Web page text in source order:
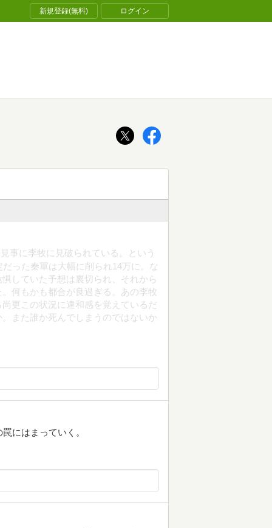
新規登録(無料) ログイン
事に李牧に見破られている。という
った秦軍は大幅に削られ14万に。な
していた予想は裏切られ、それから
何もかも都合が良過ぎる。あの李牧
更この状況に違和感を覚えているだ
また誰か死んでしまうのではないか
にはまっていく。